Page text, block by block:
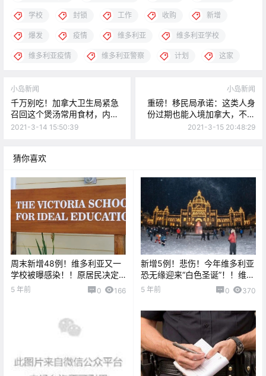
学校 封锁 工作 收购 新增
爆发 疫情 维多利亚 维多利亚学校
维多利亚疫情 维多利亚警察 计划 这家
小岛新闻
千万别吃！加拿大卫生局紧急
召回这个煲汤常用食材，内含
氰化物！
2021-3-14 15:50:39
小岛新闻
重磅！移民局承诺：这类人身
份过期也能入境加拿大，不影
响移民！
2021-3-15 20:48:29
猜你喜欢
周末新增48例！维多利亚又一
学校被曝感染！！原居民决定
全面封锁控制疫情！！
5 年前 0 166
新增5例！悲伤！今年维多利亚
恐无缘迎来“白色圣诞”！！维多
利亚两架飞机疫情爆发！！
5 年前 0 370